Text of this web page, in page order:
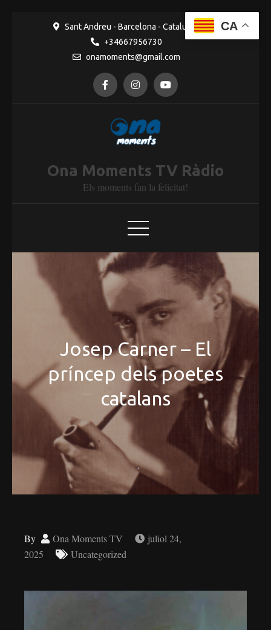
Sant Andreu - Barcelona - Catalunya
+34667956730
onamoments@gmail.com
Ona Moments TV Ràdio
Els moments fan la felicitat!
Josep Carner – El
príncep dels poetes
catalans
By Ona Moments TV
juliol 24,
2025
Uncategorized
CA